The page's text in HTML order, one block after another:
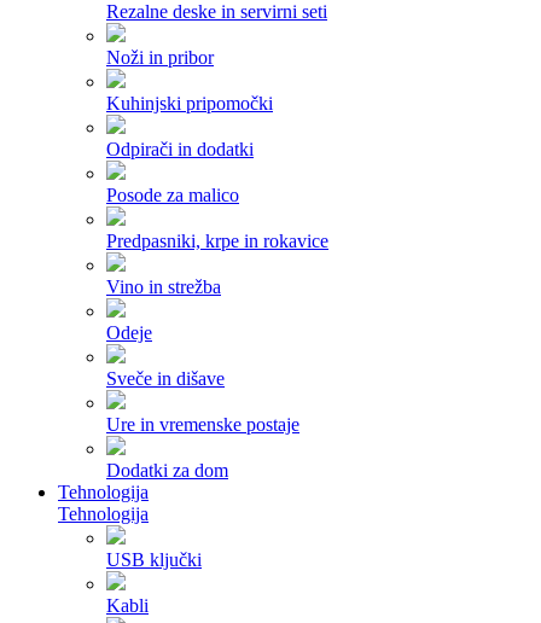
Rezalne deske in servirni seti
Noži in pribor
Kuhinjski pripomočki
Odpirači in dodatki
Posode za malico
Predpasniki, krpe in rokavice
Vino in strežba
Odeje
Sveče in dišave
Ure in vremenske postaje
Dodatki za dom
Tehnologija
Tehnologija
USB ključki
Kabli